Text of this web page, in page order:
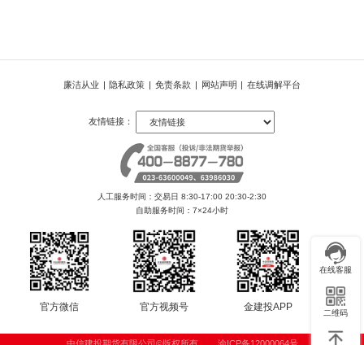
在线客服
二维码
廉洁从业 | 隐私政策 | 免责条款 | 网站声明 | 在线调解平台
友情链接：
人工服务时间：交易日 8:30-17:00 20:30-2:30
自助服务时间：7×24小时
官方微信 官方视频号 金建投APP